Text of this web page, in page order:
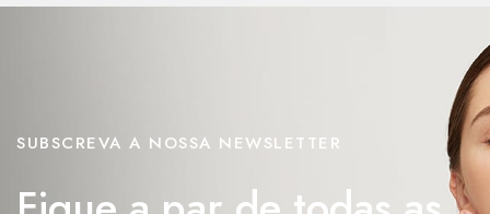
SUBSCREVA A NOSSA NEWSLETTER